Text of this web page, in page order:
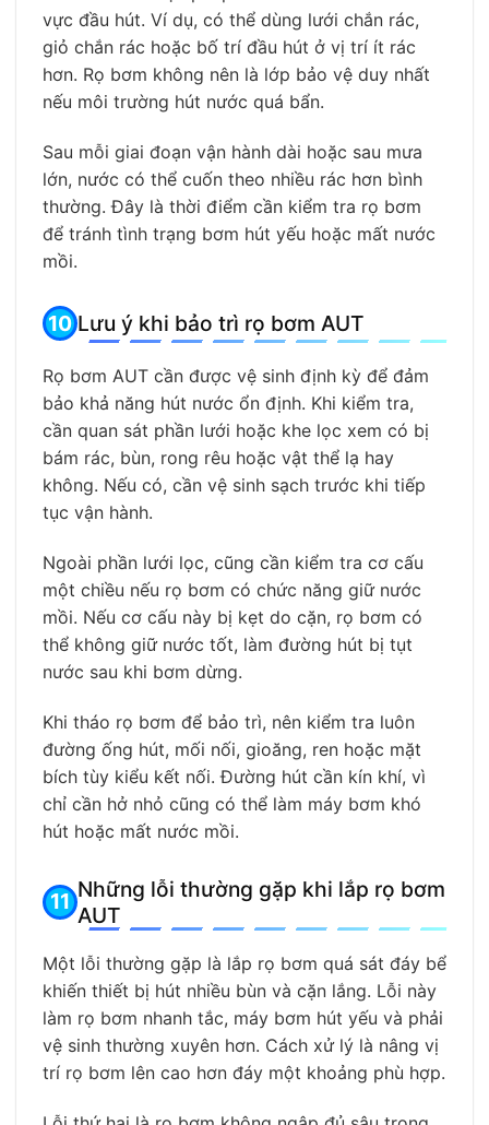
vực đầu hút. Ví dụ, có thể dùng lưới chắn rác,
giỏ chắn rác hoặc bố trí đầu hút ở vị trí ít rác
hơn. Rọ bơm không nên là lớp bảo vệ duy nhất
nếu môi trường hút nước quá bẩn.
Sau mỗi giai đoạn vận hành dài hoặc sau mưa
lớn, nước có thể cuốn theo nhiều rác hơn bình
thường. Đây là thời điểm cần kiểm tra rọ bơm
để tránh tình trạng bơm hút yếu hoặc mất nước
mồi.
Lưu ý khi bảo trì rọ bơm AUT
Rọ bơm AUT cần được vệ sinh định kỳ để đảm
bảo khả năng hút nước ổn định. Khi kiểm tra,
cần quan sát phần lưới hoặc khe lọc xem có bị
bám rác, bùn, rong rêu hoặc vật thể lạ hay
không. Nếu có, cần vệ sinh sạch trước khi tiếp
tục vận hành.
Ngoài phần lưới lọc, cũng cần kiểm tra cơ cấu
một chiều nếu rọ bơm có chức năng giữ nước
mồi. Nếu cơ cấu này bị kẹt do cặn, rọ bơm có
thể không giữ nước tốt, làm đường hút bị tụt
nước sau khi bơm dừng.
Khi tháo rọ bơm để bảo trì, nên kiểm tra luôn
đường ống hút, mối nối, gioăng, ren hoặc mặt
bích tùy kiểu kết nối. Đường hút cần kín khí, vì
chỉ cần hở nhỏ cũng có thể làm máy bơm khó
hút hoặc mất nước mồi.
Những lỗi thường gặp khi lắp rọ bơm
AUT
Một lỗi thường gặp là lắp rọ bơm quá sát đáy bể
khiến thiết bị hút nhiều bùn và cặn lắng. Lỗi này
làm rọ bơm nhanh tắc, máy bơm hút yếu và phải
vệ sinh thường xuyên hơn. Cách xử lý là nâng vị
trí rọ bơm lên cao hơn đáy một khoảng phù hợp.